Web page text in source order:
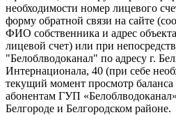
необходимости номер лицевого
форму обратной связи на сайте
ФИО собственника и адрес
лицевой счет) или при
"Белоблводоканал" по адресу г.
Интернационала, 40 (при себе
текущий момент просмотр баланса
абонентам ГУП
Белгороде и Белгородском районе.